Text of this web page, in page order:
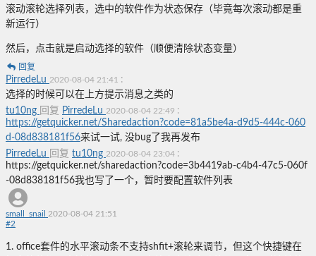
滚动滚轮选择列表，选中的软件作为状态保存（毕竟每次滚动都是重
新运行）
然后，点击就是启动选择的软件（顺便清除状态变量）
回复
PirredeLu 2020-08-04 21:41 :
选择的时候可以在上方提示消息之类的
tu10ng 回复 PirredeLu 2020-08-04 22:49 :
https://getquicker.net/Sharedaction?code=81a5be4a-d9d5-444c-060
d-08d838181f56来试一试, 没bug了我再发布
PirredeLu
回复 tu10ng 2020-08-04 23:04 :
https://getquicker.net/sharedaction?code=3b4419ab-c4b4-47c5-060f
-08d838181f56我也写了一个，暂时要配置软件列表
small_snail 2020-08-04 21:51
#2
1. office套件的水平滚动条不支持shfit+滚轮来调节，但这个快捷键在